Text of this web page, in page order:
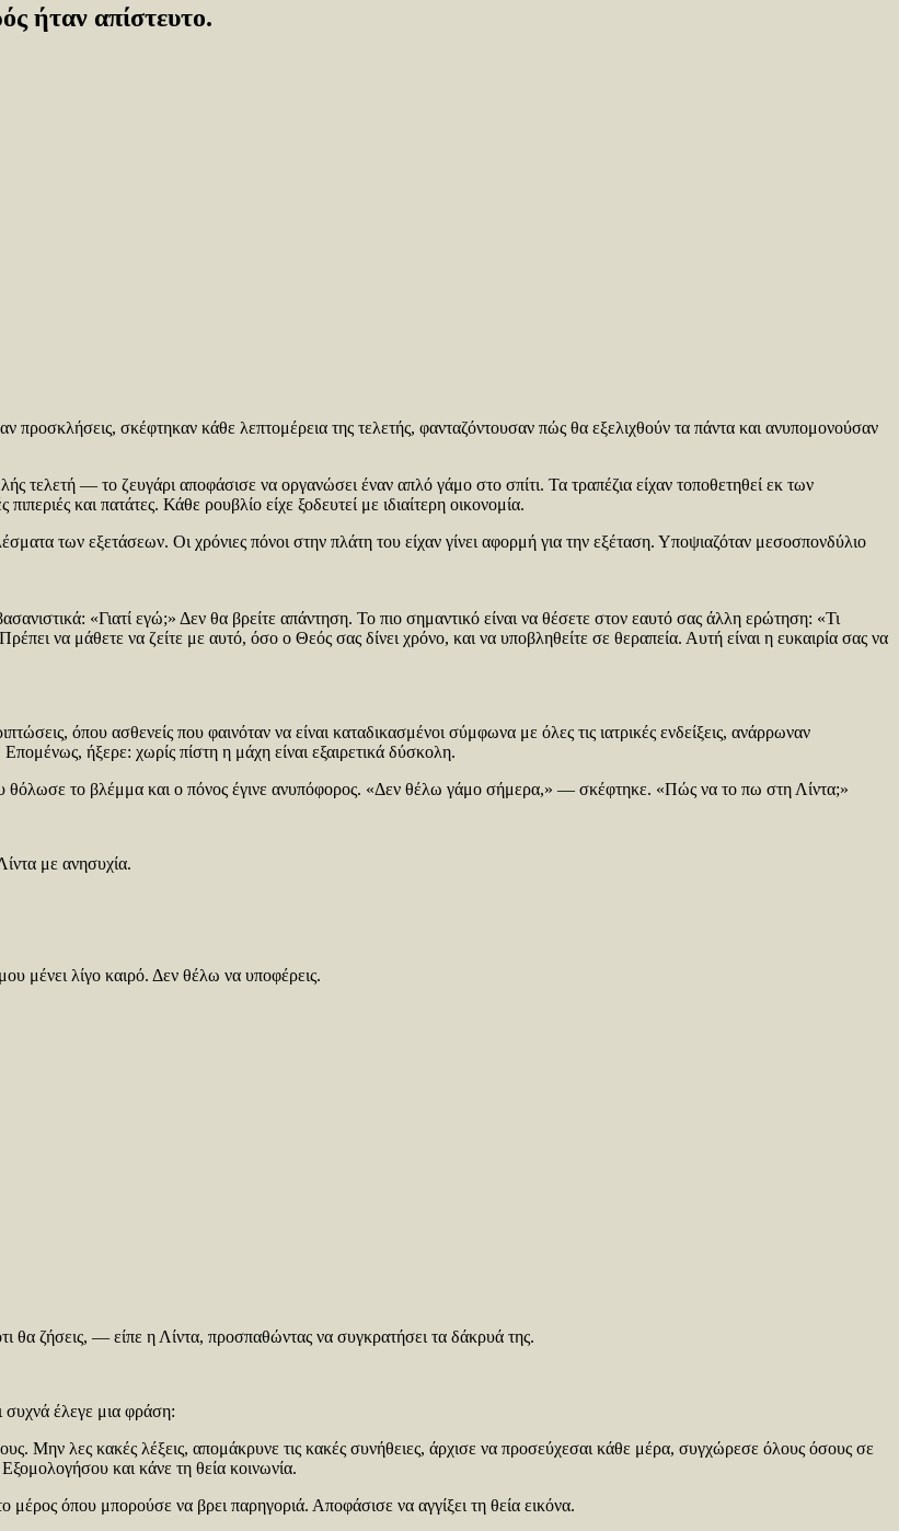
ήταν απίστευτο.
προσκλήσεις, σκέφτηκαν κάθε λεπτομέρεια της τελετής, φανταζόντουσαν πώς θα εξελιχθούν τα πάντα και ανυπομονούσαν
τελετή — το ζευγάρι αποφάσισε να οργανώσει έναν απλό γάμο στο σπίτι. Τα τραπέζια είχαν τοποθετηθεί εκ των
και πατάτες. Κάθε ρουβλίο είχε ξοδευτεί με ιδιαίτερη οικονομία.
των εξετάσεων. Οι χρόνιες πόνοι στην πλάτη του είχαν γίνει αφορμή για την εξέταση. Υποψιαζόταν μεσοσπονδύλιο
«Γιατί εγώ;» Δεν θα βρείτε απάντηση. Το πιο σημαντικό είναι να θέσετε στον εαυτό σας άλλη ερώτηση: «Τι
να μάθετε να ζείτε με αυτό, όσο ο Θεός σας δίνει χρόνο, και να υποβληθείτε σε θεραπεία. Αυτή είναι η ευκαιρία σας να
όπου ασθενείς που φαινόταν να είναι καταδικασμένοι σύμφωνα με όλες τις ιατρικές ενδείξεις, ανάρρωναν
ήξερε: χωρίς πίστη η μάχη είναι εξαιρετικά δύσκολη.
το βλέμμα και ο πόνος έγινε ανυπόφορος. «Δεν θέλω γάμο σήμερα,» — σκέφτηκε. «Πώς να το πω στη Λίντα;»
με ανησυχία.
μένει λίγο καιρό. Δεν θέλω να υποφέρεις.
ζήσεις, — είπε η Λίντα, προσπαθώντας να συγκρατήσει τα δάκρυά της.
συχνά έλεγε μια φράση:
Μην λες κακές λέξεις, απομάκρυνε τις κακές συνήθειες, άρχισε να προσεύχεσαι κάθε μέρα, συγχώρεσε όλους όσους σε
και κάνε τη θεία κοινωνία.
όπου μπορούσε να βρει παρηγοριά. Αποφάσισε να αγγίξει τη θεία εικόνα.